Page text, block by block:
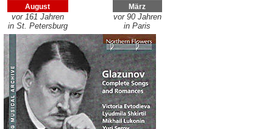
August
vor 161 Jahren
in St. Petersburg
März
vor 90 Jahren
in Paris